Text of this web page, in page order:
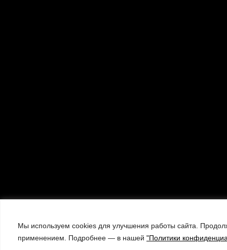
Мы используем cookies для улучшения работы сайта.
применением. Подробнее — в нашей "Политики